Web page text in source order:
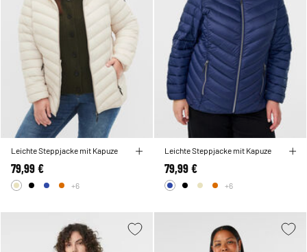
Leichte Steppjacke mit Kapuze
79,99 €
+6
Leichte Steppjacke mit Kapuze
79,99 €
+6